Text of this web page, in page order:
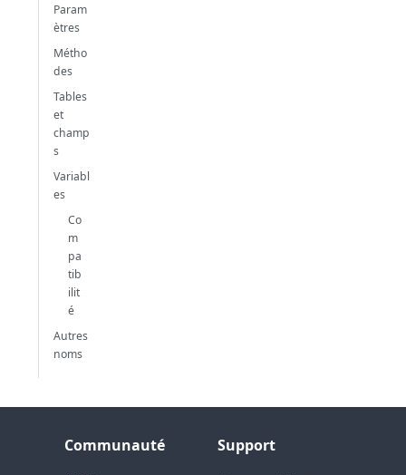
Param
ètres
Métho
des
Tables
et
champ
s
Variabl
es
Co
m
pa
tib
ilit
é
Autres
noms
Communauté Support